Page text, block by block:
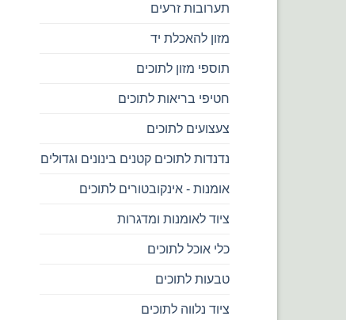
תערובות זרעים
מזון להאכלת יד
תוספי מזון לתוכים
חטיפי בריאות לתוכים
צעצועים לתוכים
נדנדות לתוכים קטנים בינונים וגדולים
אומנות - אינקובטורים לתוכים
ציוד לאומנות ומדגרות
כלי אוכל לתוכים
טבעות לתוכים
ציוד נלווה לתוכים